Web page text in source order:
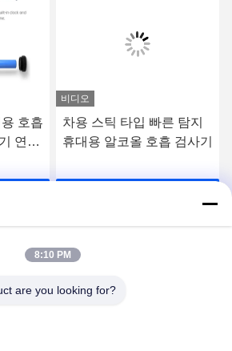
호흡
연료
으세요
비디오
차용 스틱 타입 빠른 탐지
휴대용 알코올 호흡 검사기
8:10 PM
are you looking for?